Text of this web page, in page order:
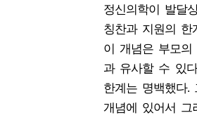
정신의학이 발달
칭찬과 지원의 한
이 개념은 부모
과 유사할 수 있
한계는 명백했다
개념에 있어서 그